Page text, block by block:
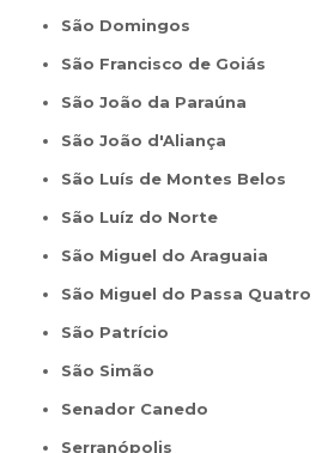
São Domingos
São Francisco de Goiás
São João da Paraúna
São João d'Aliança
São Luís de Montes Belos
São Luíz do Norte
São Miguel do Araguaia
São Miguel do Passa Quatro
São Patrício
São Simão
Senador Canedo
Serranópolis